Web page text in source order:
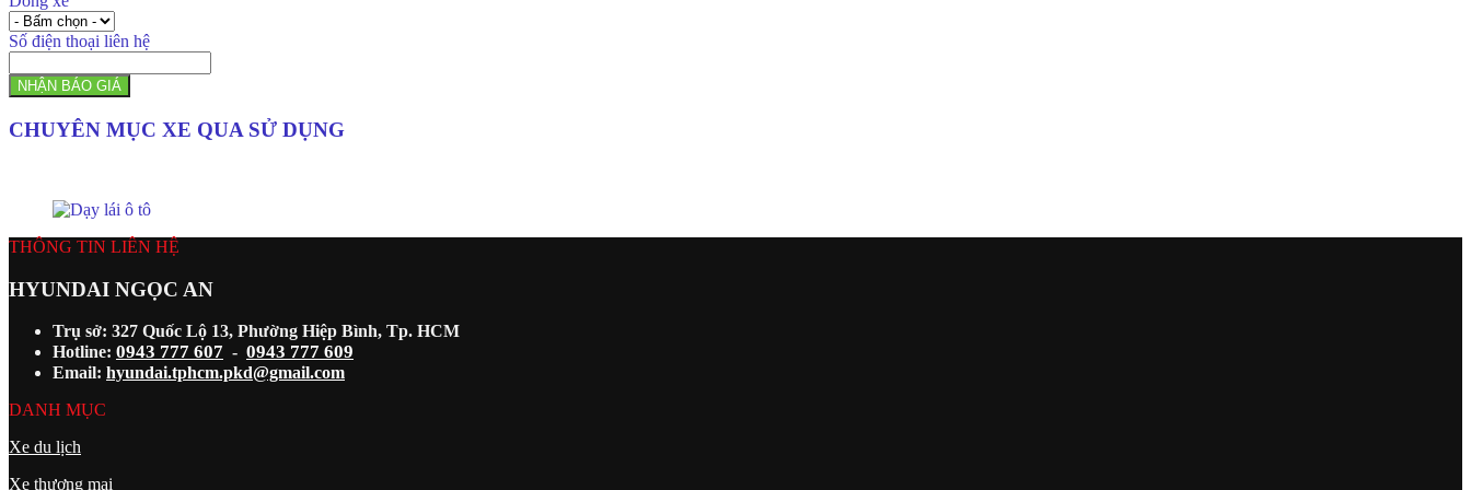
Số điện thoại liên hệ
NHẬN BÁO GIÁ
CHUYÊN MỤC XE QUA SỬ DỤNG
THÔNG TIN LIÊN HỆ
HYUNDAI NGỌC AN
Trụ sở: 327 Quốc Lộ 13, Phường Hiệp Bình, Tp. HCM
Hotline: 0943 777 607 - 0943 777 609
Email: hyundai.tphcm.pkd@gmail.com
DANH MỤC
Xe du lịch
Xe thương mại